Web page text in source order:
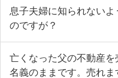
息子夫婦に知られない
のですが？
亡くなった父の不動産
名義のままです。売れま